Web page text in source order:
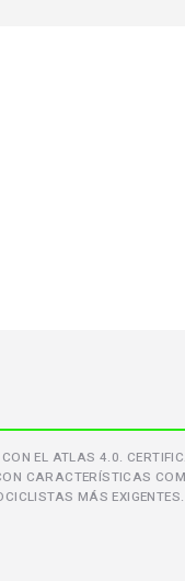
EL ATLAS 4.0.
CARACTERÍSTICAS
MÁS EXIGENTES.